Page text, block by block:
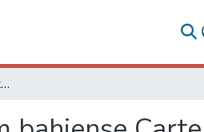
Estudo da morfologia dentária de Xenorhinotherium bahiense Cartelle & Lessa, 1988 (Mammalia, Litopterna, Macraucheniidae)